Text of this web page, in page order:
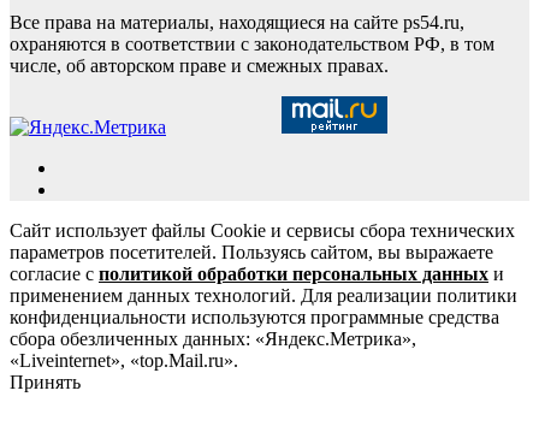
Все права на материалы, находящиеся на сайте ps54.ru,
охраняются в соответствии с законодательством РФ, в том
числе, об авторском праве и смежных правах.
Сайт использует файлы Cookie и сервисы сбора технических
параметров посетителей. Пользуясь сайтом, вы выражаете
согласие с политикой обработки персональных данных и
применением данных технологий. Для реализации политики
конфиденциальности используются программные средства
сбора обезличенных данных: «Яндекс.Метрика»,
«Liveinternet», «top.Mail.ru».
Принять